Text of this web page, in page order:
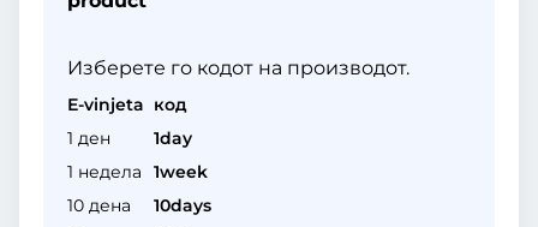
Изберете го кодот на производот.
Е-vinjeta код
1 ден
1day
1 недела
1week
10 дена
10days